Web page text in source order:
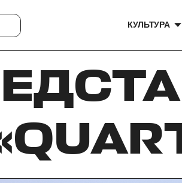
КУЛЬТУРА